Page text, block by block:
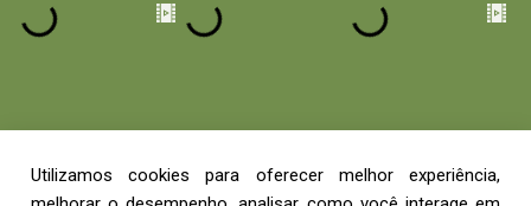
Utilizamos cookies para oferecer melhor experiência,